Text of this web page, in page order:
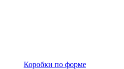
Коробки по форме